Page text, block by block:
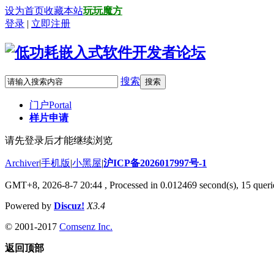
设为首页收藏本站玩玩魔方
登录 | 立即注册
搜索 搜索
门户Portal
样片申请
请先登录后才能继续浏览
Archiver|手机版|小黑屋|沪ICP备2026017997号-1
GMT+8, 2026-8-7 20:44 , Processed in 0.012469 second(s), 15
Powered by Discuz! X3.4
© 2001-2017 Comsenz Inc.
返回顶部